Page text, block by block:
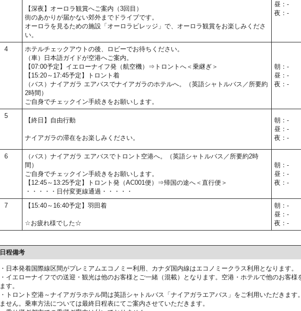
【深夜】オーロラ観賞へご案内（3回目）
街のあかりが届かない郊外までドライブです。
オーロラを見るための施設「オーロラビレッジ」で、オーロラ観賞をお楽しみくださ
い。
昼：-
夜：-
4
ホテルチェックアウトの後、ロビーでお待ちください。
（車）日本語ガイドが空港へご案内。
【07:00予定】イエローナイフ発（航空機）⇒トロントへ＜乗継ぎ＞
【15:20～17:45予定】トロント着
（バス）ナイアガラ エアバスでナイアガラのホテルへ。（英語シャトルバス／所要約
2時間）
ご自身でチェックイン手続きをお願いします。
朝：-
昼：-
夜：-
5
【終日】自由行動
ナイアガラの滞在をお楽しみください。
朝：-
昼：-
夜：-
6
（バス）ナイアガラ エアバスでトロント空港へ。（英語シャトルバス／所要約2時
間）
ご自身でチェックイン手続きをお願いします。
【12:45～13:25予定】トロント発（AC001便）⇒帰国の途へ＜直行便＞
・・・・・日付変更線通過・・・・・
朝：-
昼：-
夜：-
7 【15:40～16:40予定】羽田着
☆お疲れ様でした☆
朝：-
昼：-
夜：-
日程備考
・日本発着国際線区間がプレミアムエコノミー利用、カナダ国内線はエコノミークラス利用となります。
・イエローナイフでの送迎・観光は他のお客様とご一緒（混載）となります。空港・ホテルで他のお客様
ます。
・トロント空港～ナイアガラホテル間は英語シャトルバス「ナイアガラエアバス」をご利用いただきます
ません。乗車方法については最終日程表にてご案内させていただきます。